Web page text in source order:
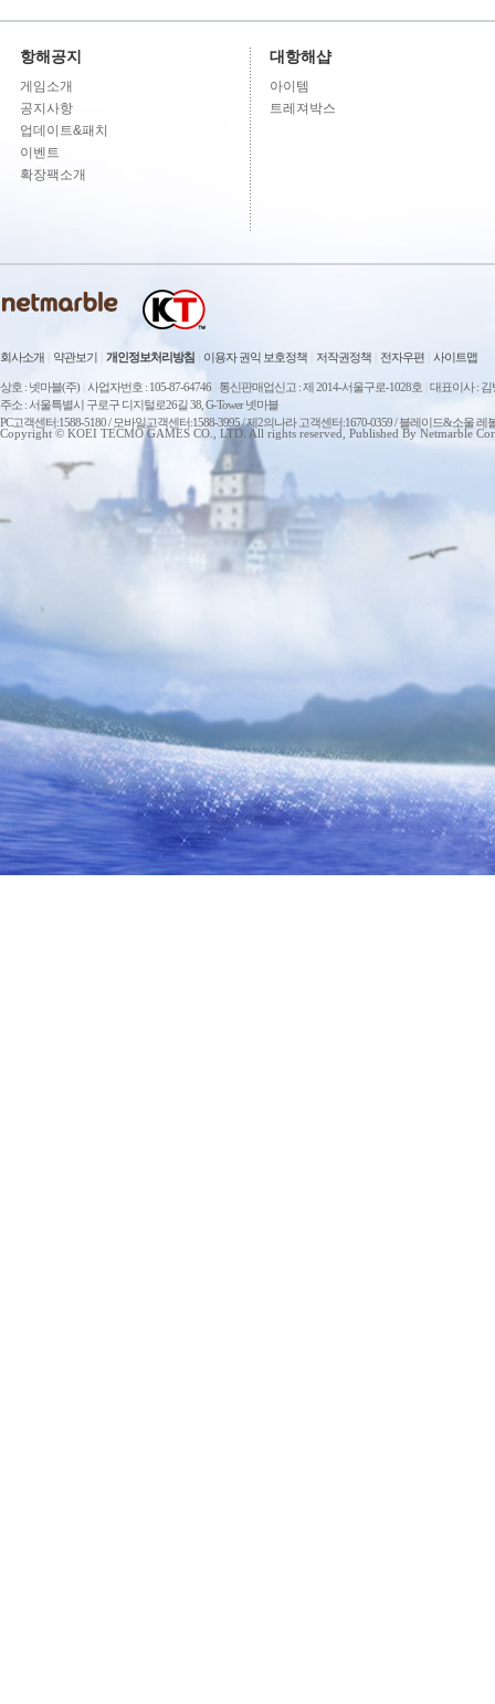
항해공지
게임소개
공지사항
업데이트&패치
이벤트
확장팩소개
대항해샵
아이템
트레져박스
회사소개 약관보기 개인정보처리방침 이용자 권익 보호정책 저작권정책 전자우편 사이트맵
상호 : 넷마블(주) 사업자번호 : 105-87-64746 통신판매업신고 : 제 2014-서울구로-1028호 대표이사 : 김
주소 : 서울특별시 구로구 디지털로26길 38, G-Tower 넷마블
PC고객센터:1588-5180 / 모바일고객센터:1588-3995 / 제2의나라 고객센터:1670-0359 / 블레이드&소울
Copyright © KOEI TECMO GAMES CO., LTD. All rights reserved, Published By Netmarble